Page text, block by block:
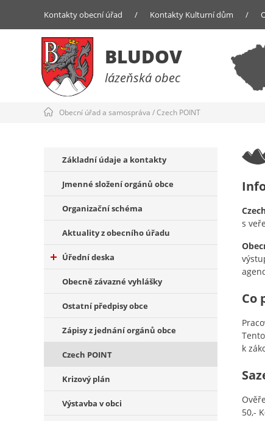
Kontakty obecní úřad / Kontakty Kulturní dům /
BLUDOV
lázeňská obec
Obecní úřad a samospráva /Czech POINT
Základní údaje a kontakty
Jmenné složení orgánů obce
Organizační schéma
Aktuality z obecního úřadu
Úřední deska
Obecně závazné vyhlášky
Ostatní předpisy obce
Zápisy z jednání orgánů obce
Czech POINT
Krizový plán
Výstavba v obci
s
Co
k
50,-